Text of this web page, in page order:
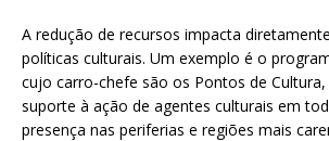
A redução de recursos impacta
políticas culturais. Um exemplo é o
cujo carro-chefe são os Pontos de
suporte à ação de agentes culturais em
presença nas periferias e regiões mais